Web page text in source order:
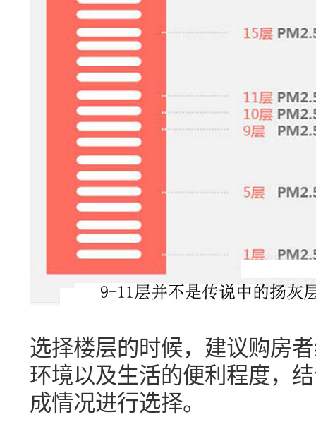
选择楼层的时候，建议购房
环境以及生活的便利程度，
成情况进行选择。